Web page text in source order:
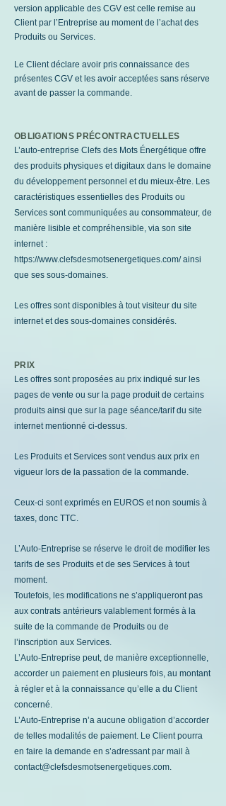
version applicable des CGV est celle remise au
Client par l’Entreprise au moment de l’achat des
Produits ou Services.
Le Client déclare avoir pris connaissance des
présentes CGV et les avoir acceptées sans réserve
avant de passer la commande.
OBLIGATIONS PRÉCONTRACTUELLES
L’auto-entreprise Clefs des Mots Énergétique offre
des produits physiques et digitaux dans le domaine
du développement personnel et du mieux-être. Les
caractéristiques essentielles des Produits ou
Services sont communiquées au consommateur, de
manière lisible et compréhensible, via son site
internet :
https://www.clefsdesmotsenergetiques.com/ainsi
que ses sous-domaines.
Les offres sont disponibles à tout visiteur du site
internet et des sous-domaines considérés.
​PRIX
Les offres sont proposées au prix indiqué sur les
pages de vente ou sur la page produit de certains
produits ainsi que sur la page séance/tarif du site
internet mentionné ci-dessus.
Les Produits et Services sont vendus aux prix en
vigueur lors de la passation de la commande.
Ceux-ci sont exprimés en EUROS et non soumis à
taxes, donc TTC.
L’Auto-Entreprise se réserve le droit de modifier les
tarifs de ses Produits et de ses Services à tout
moment.
Toutefois, les modifications ne s’appliqueront pas
aux contrats antérieurs valablement formés à la
suite de la commande de Produits ou de
l’inscription aux Services.
L’Auto-Entreprise peut, de manière exceptionnelle,
accorder un paiement en plusieurs fois, au montant
à régler et à la connaissance qu’elle a du Client
concerné.
L’Auto-Entreprise n’a aucune obligation d’accorder
de telles modalités de paiement. Le Client pourra
en faire la demande en s’adressant par mail à
contact@clefsdesmotsenergetiques.com.